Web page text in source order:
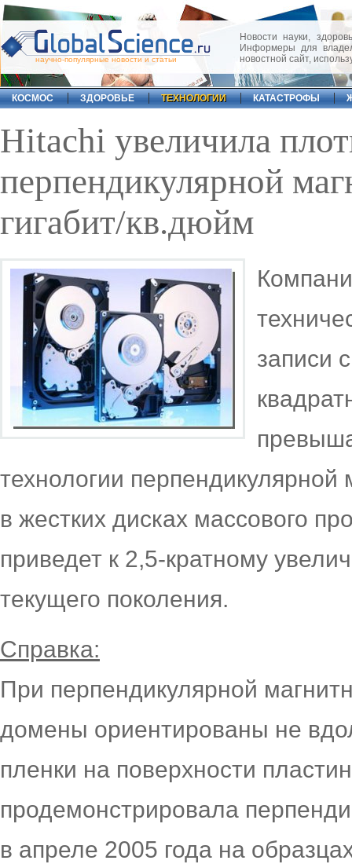
научно-популярные новости и статьи
Новости науки,
Информеры для
новостной сайт,
КОСМОС ЗДОРОВЬЕ ТЕХНОЛОГИИ КАТАСТРОФЫ
Hitachi увеличила
перпендикулярной
гигабит/кв.дюйм
записи
технологии
в жестких дисках массового
приведет к 2,5-кратному
текущего поколения.
Справка:
При перпендикулярной
домены ориентированы не
пленки на поверхности
продемонстрировала
в апреле 2005 года на